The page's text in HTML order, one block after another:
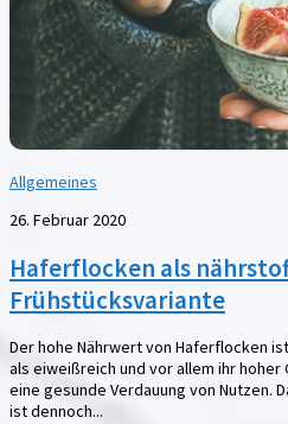
Allgemeines
26. Februar 2020
Haferflocken als
Frühstücksvariante
Der hohe Nährwert von Haferflocken
als eiweißreich und vor allem ihr
eine gesunde Verdauung von Nutzen.
ist dennoch...